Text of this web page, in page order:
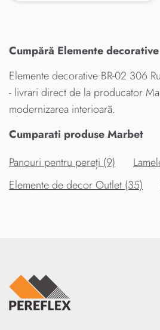
Cumpără Elemente
Elemente decorative BR-02 306
- livrari direct de la producator
modernizarea interioară.
Cumparati produse Marbet
Panouri pentru pereți (9)
Elemente de decor Outlet (35)